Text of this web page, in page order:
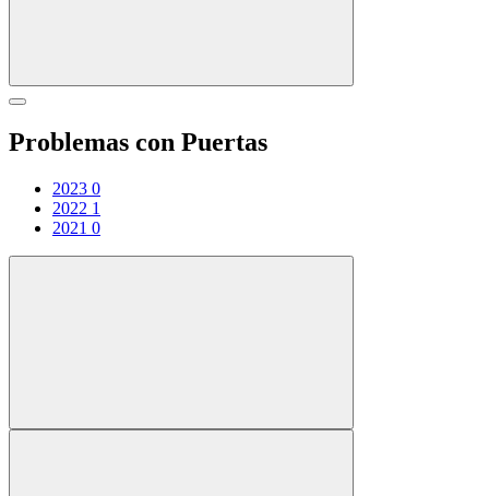
Problemas con Puertas
2023 0
2022 1
2021 0